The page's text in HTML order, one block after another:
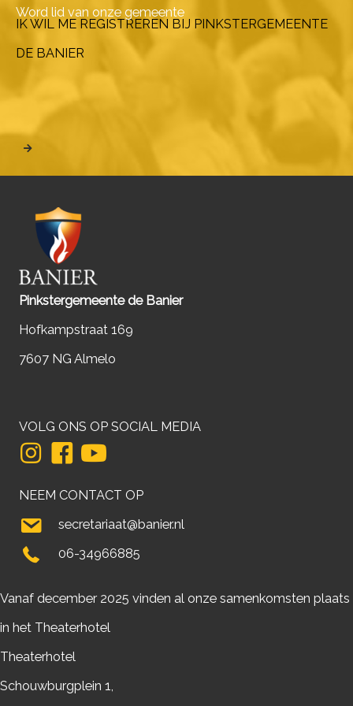
Word lid van onze gemeente
IK WIL ME REGISTREREN BIJ PINKSTERGEMEENTE
DE BANIER
Pinkstergemeente de Banier
Hofkampstraat 169
7607 NG Almelo
VOLG ONS OP SOCIAL MEDIA
NEEM CONTACT OP
secretariaat@banier.nl
06-34966885
Vanaf december 2025 vinden al onze samenkomsten plaats
in het Theaterhotel
Theaterhotel
Schouwburgplein 1,